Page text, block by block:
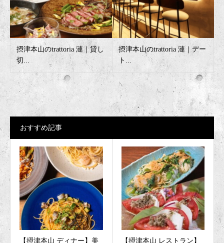
摂津本山のtrattoria 漣｜貸し
切...
摂津本山のtrattoria 漣｜デー
ト...
おすすめ記事
【摂津本山 ディナー】美
【摂津本山 レストラン】